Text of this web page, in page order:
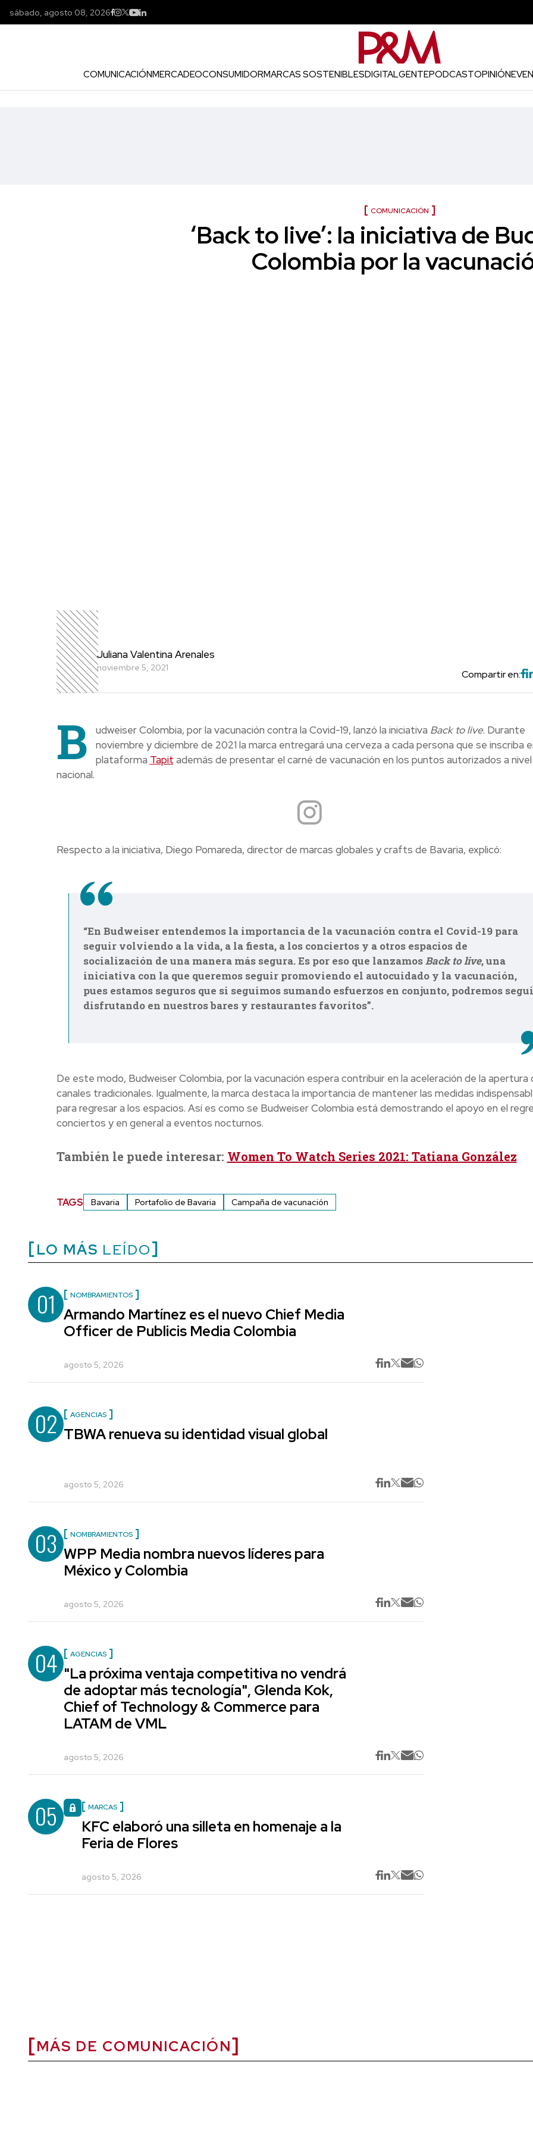
sábado, agosto 08, 2026
COMUNICACIÓNMERCADEOCONSUMIDORMARCAS SOSTENIBLESDIGITALGENTEPODCASTOPINIÓN
COMUNICACIÓN
‘Back to live’: la iniciativa de
Colombia por la
Juliana Valentina Arenales
noviembre 5, 2021
Compartir en:
B udweiser Colombia, por la vacunación contra la Covid-19, lanzó la iniciativa Back to live. Durante
noviembre y diciembre de 2021 la marca entregará una cerveza a cada persona que se inscriba
plataforma Tapit además de presentar el carné de vacunación en los puntos autorizados a nivel
nacional.
Respecto a la iniciativa, Diego Pomareda, director de marcas globales y crafts de Bavaria, explicó:
“En Budweiser entendemos la importancia de la vacunación contra el Covid-19 para
seguir volviendo a la vida, a la fiesta, a los conciertos y a otros espacios de
socialización de una manera más segura. Es por eso que lanzamosBack to live, una
iniciativa con la que queremos seguir promoviendo el autocuidado y la vacunación,
pues estamos seguros que si seguimos sumando esfuerzos en conjunto, podremos
disfrutando en nuestros bares y restaurantes favoritos”.
De este modo, Budweiser Colombia, por la vacunación espera contribuir en la aceleración de la apertura
canales tradicionales. Igualmente, la marca destaca la importancia de mantener las medidas
para regresar a los espacios. Así es como se Budweiser Colombia está demostrando el apoyo en el
conciertos y en general a eventos nocturnos.
También le puede interesar: Women To Watch Series 2021: Tatiana González
TAGS Bavaria Portafolio de Bavaria Campaña de vacunación
LO MÁS LEÍDO
01 NOMBRAMIENTOS
Armando Martínez es el nuevo Chief Media
Officer de Publicis Media Colombia
agosto 5, 2026
02 AGENCIAS
TBWA renueva su identidad visual global
agosto 5, 2026
03 NOMBRAMIENTOS
WPP Media nombra nuevos líderes para
México y Colombia
agosto 5, 2026
04 AGENCIAS
"La próxima ventaja competitiva no vendrá
de adoptar más tecnología", Glenda Kok,
Chief of Technology & Commerce para
LATAM de VML
agosto 5, 2026
05 MARCAS
KFC elaboró una silleta en homenaje a la
Feria de Flores
agosto 5, 2026
MÁS DE COMUNICACIÓN